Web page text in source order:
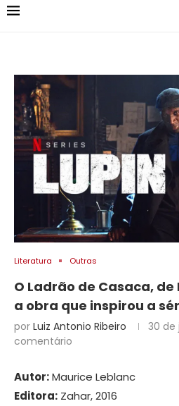
Literatura Outras
O Ladrão de Casaca,
a obra que inspirou a
por Luiz Antonio Ribeiro 30 de
comentário
Autor:Maurice Leblanc
Editora: Zahar, 2016